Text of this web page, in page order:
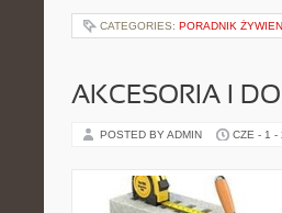
CATEGORIES: PORADNIK
AKCESORIA I
POSTED BY ADMIN CZE - 1 -